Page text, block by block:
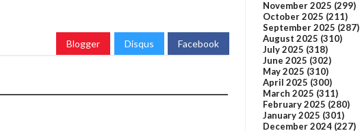
Blogger Disqus Facebook
November 2025 (299)
October 2025 (211)
September 2025 (287)
August 2025 (310)
July 2025 (318)
June 2025 (302)
May 2025 (310)
April 2025 (300)
March 2025 (311)
February 2025 (280)
January 2025 (301)
December 2024 (227)